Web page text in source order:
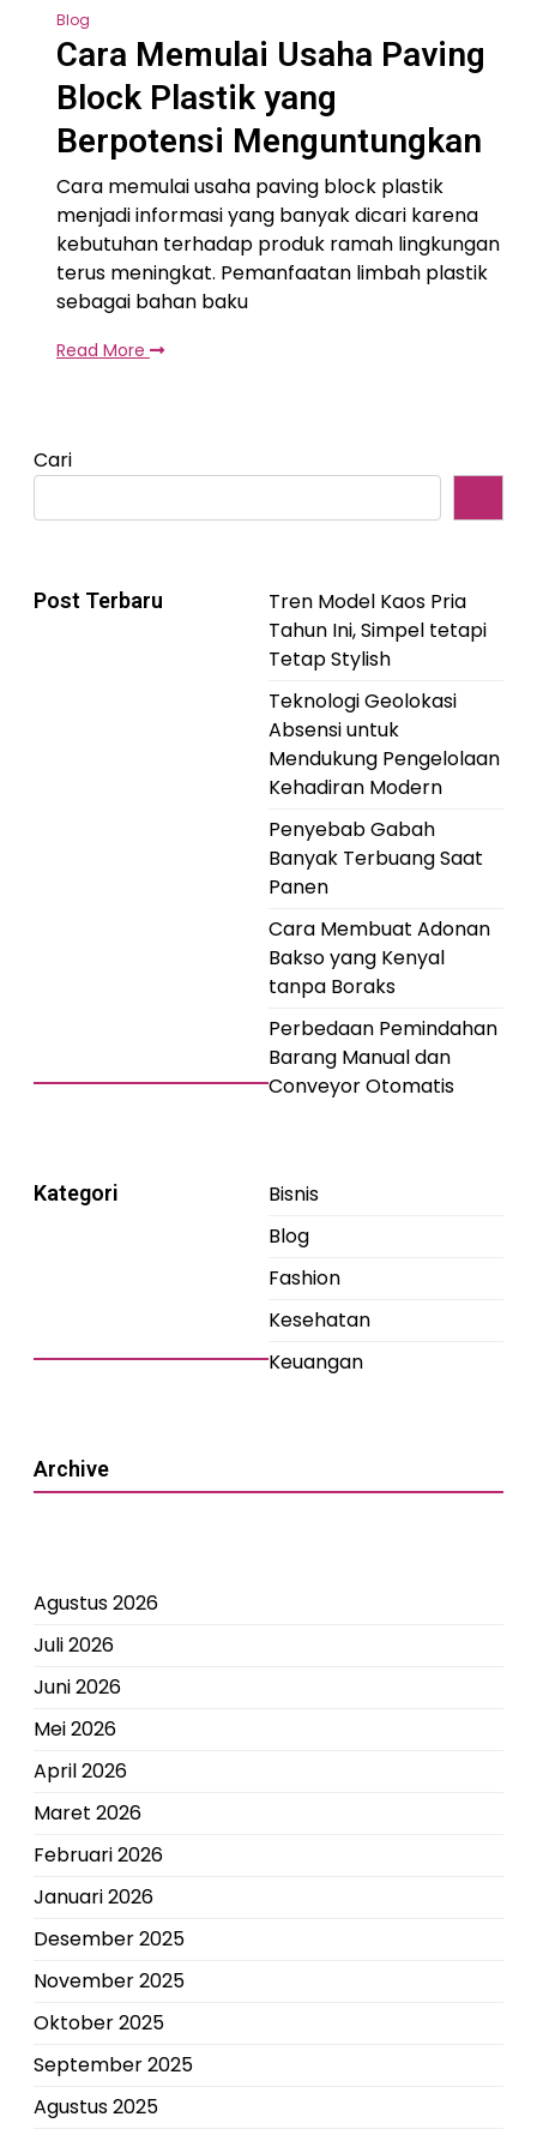
Blog
Cara Memulai Usaha Paving
Block Plastik yang
Berpotensi Menguntungkan
Cara memulai usaha paving block plastik
menjadi informasi yang banyak dicari karena
kebutuhan terhadap produk ramah lingkungan
terus meningkat. Pemanfaatan limbah plastik
sebagai bahan baku
Read More
Cari
Post Terbaru
Tren Model Kaos Pria
Tahun Ini, Simpel tetapi
Tetap Stylish
Teknologi Geolokasi
Absensi untuk
Mendukung Pengelolaan
Kehadiran Modern
Penyebab Gabah
Banyak Terbuang Saat
Panen
Cara Membuat Adonan
Bakso yang Kenyal
tanpa Boraks
Perbedaan Pemindahan
Barang Manual dan
Conveyor Otomatis
Kategori
Bisnis
Blog
Fashion
Kesehatan
Keuangan
Archive
Agustus 2026
Juli 2026
Juni 2026
Mei 2026
April 2026
Maret 2026
Februari 2026
Januari 2026
Desember 2025
November 2025
Oktober 2025
September 2025
Agustus 2025